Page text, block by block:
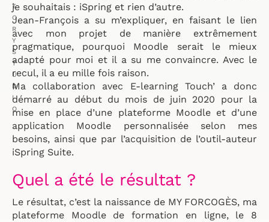
T
O
R
Y
S
T
U
D
I
O
je souhaitais : iSpring et rien d’autre.
Jean-François a su m’expliquer, en faisant le lien
avec mon projet de manière extrêmement
pragmatique, pourquoi Moodle serait le mieux
adapté pour moi et il a su me convaincre. Avec le
recul, il a eu mille fois raison.
Ma collaboration avec E-learning Touch’ a donc
démarré au début du mois de juin 2020 pour la
mise en place d’une plateforme Moodle et d’une
application Moodle personnalisée selon mes
besoins, ainsi que par l’acquisition de l’outil-auteur
iSpring Suite.
Quel a été le résultat ?
Le résultat, c’est la naissance de MY FORCOGÈS, ma
plateforme Moodle de formation en ligne, le 8